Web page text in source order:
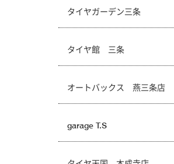
タイヤガーデン三条
タイヤ館 三条
オートバックス 燕三条店
garage T.S